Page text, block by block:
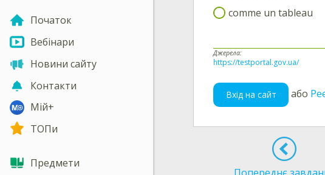
Початок
Вебінари
Новини сайту
Контакти
Мій+
ТОПи
Предмети
comme un tableau
Джерела:
https://testportal.gov.ua/
Вхід на сайт або